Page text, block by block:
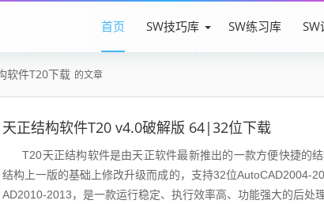
首页 SW技巧库 SW练习库 SW
软件T20下载 的文章
天正结构软件T20 v4.0破解版 64|32位下载
T20天正结构软件是由天正软件最新推出的一款方便快捷的结
结构上一版的基础上修改升级而成的，支持32位AutoCAD2004-
AD2010-2013，是一款运行稳定、执行效率高、功能强大的后处理